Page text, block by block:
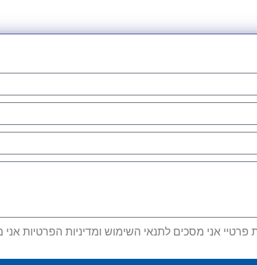
אני מסכים לתנאי השימוש ומדיניות הפרטיות אני